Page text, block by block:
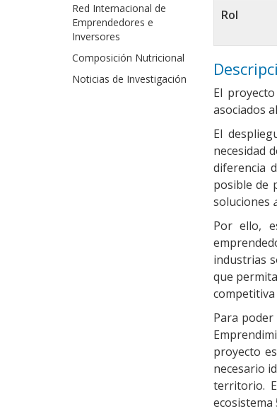
Red Internacional de
Emprendedores e
Inversores
Composición Nutricional
Noticias de Investigación
Rol
El
asociados
El
necesidad
diferencia
posible de
soluciones
Por ello,
industrias
que
Para
proyecto
necesario
territorio.
ecosistema